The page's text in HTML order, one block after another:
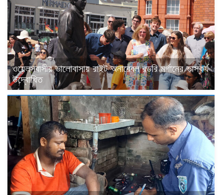
ওয়েলসবাসীর ভালোবাসায় রাইট অনারেবল রডরি মর্গানের ভাস্কর্য
উদ্বোধিত